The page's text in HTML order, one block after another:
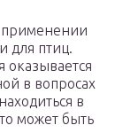
для птиц.
оказывается
в вопросах
в
может быть